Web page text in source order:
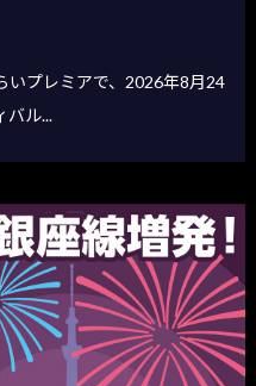
いプレミアで、2026年8月24
バル...